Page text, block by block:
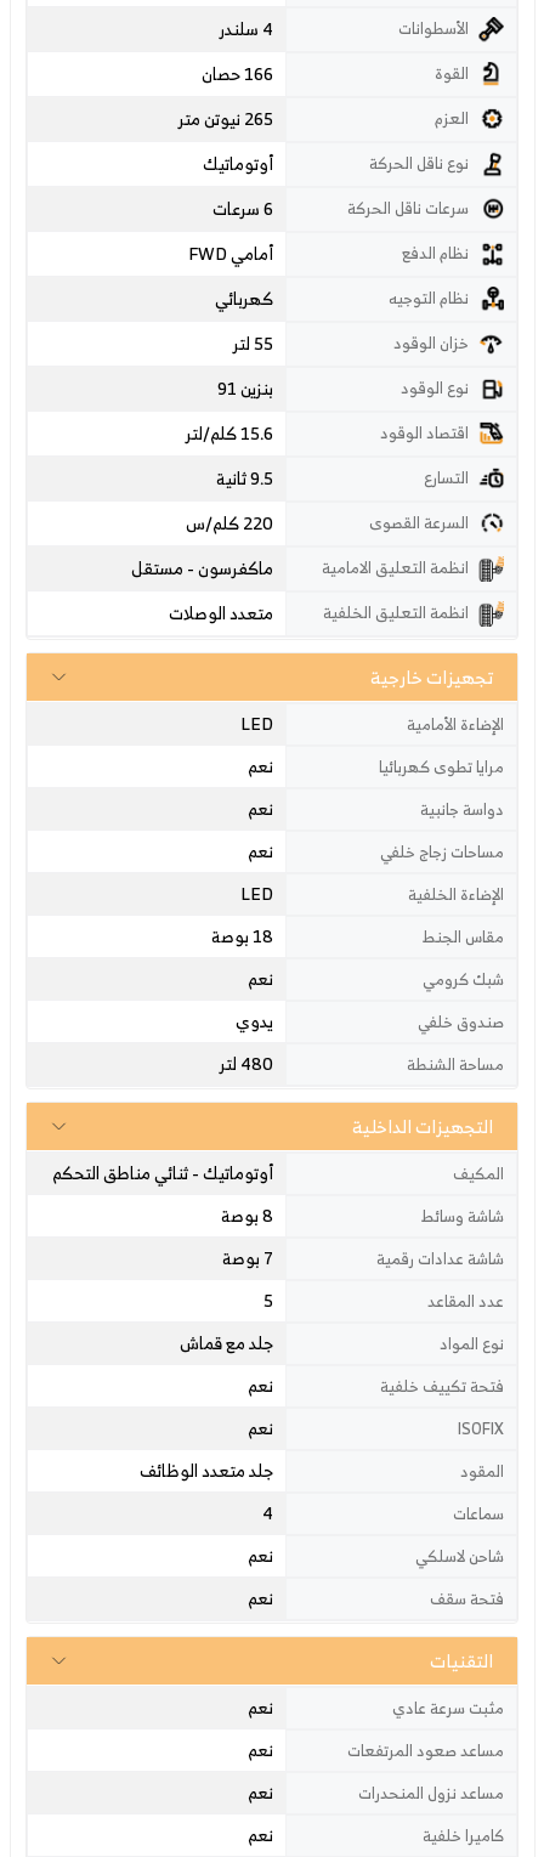
الأسطوانات 4 سلندر
القوة 166 حصان
العزم 265 نيوتن متر
نوع ناقل الحركة أوتوماتيك
سرعات ناقل الحركة 6 سرعات
نظام الدفع أمامي FWD
نظام التوجيه كهربائي
خزان الوقود 55 لتر
نوع الوقود بنزين 91
اقتصاد الوقود 15.6 كلم/لتر
التسارع 9.5 ثانية
السرعة القصوى 220كلم/س
انظمة التعليق الامامية ماكفرسون - مستقل
انظمة التعليق الخلفية متعدد الوصلات
تجهيزات خارجية
الإضاءة الأمامية LED
مرايا تطوى كهربائيا نعم
دواسة جانبية نعم
مساحات زجاج خلفي نعم
الإضاءة الخلفية LED
مقاس الجنط 18 بوصة
شبك كرومي نعم
صندوق خلفي يدوي
مساحة الشنطة 480 لتر
التجهيزات الداخلية
المكيف أوتوماتيك - ثنائي مناطق التحكم
شاشة وسائط 8 بوصة
شاشة عدادات رقمية 7 بوصة
عدد المقاعد 5
نوع المواد جلد مع قماش
فتحة تكييف خلفية نعم
ISOFIX نعم
المقود جلد متعدد الوظائف
سماعات 4
شاحن لاسلكي نعم
فتحة سقف نعم
التقنيات
مثبت سرعة عادي نعم
مساعد صعود المرتفعات نعم
مساعد نزول المنحدرات نعم
كاميرا خلفية نعم